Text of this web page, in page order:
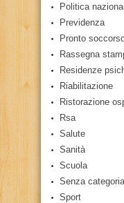
Politica
Previdenza
Pronto
Rassegna
Residenze
Riabilitazione
Ristorazione
Rsa
Salute
Sanità
Scuola
Senza categoria
Sport